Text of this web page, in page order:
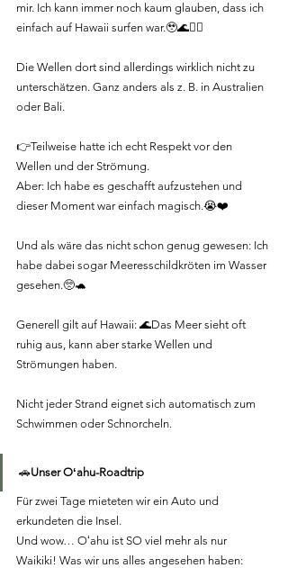
mir. Ich kann immer noch kaum glauben, dass ich
einfach auf Hawaii surfen war.🥹🌊🏄‍♀️
Die Wellen dort sind allerdings wirklich nicht zu
unterschätzen. Ganz anders als z. B. in Australien
oder Bali.
👉Teilweise hatte ich echt Respekt vor den
Wellen und der Strömung.
Aber: Ich habe es geschafft aufzustehen und
dieser Moment war einfach magisch.😭❤️
Und als wäre das nicht schon genug gewesen: Ich
habe dabei sogar Meeresschildkröten im Wasser
gesehen.🥺🐢
Generell gilt auf Hawaii: 🌊Das Meer sieht oft
ruhig aus, kann aber starke Wellen und
Strömungen haben.
Nicht jeder Strand eignet sich automatisch zum
Schwimmen oder Schnorcheln.
🚗Unser Oʻahu-Roadtrip
Für zwei Tage mieteten wir ein Auto und
erkundeten die Insel.
Und wow… Oʻahu ist SO viel mehr als nur
Waikiki! Was wir uns alles angesehen haben: